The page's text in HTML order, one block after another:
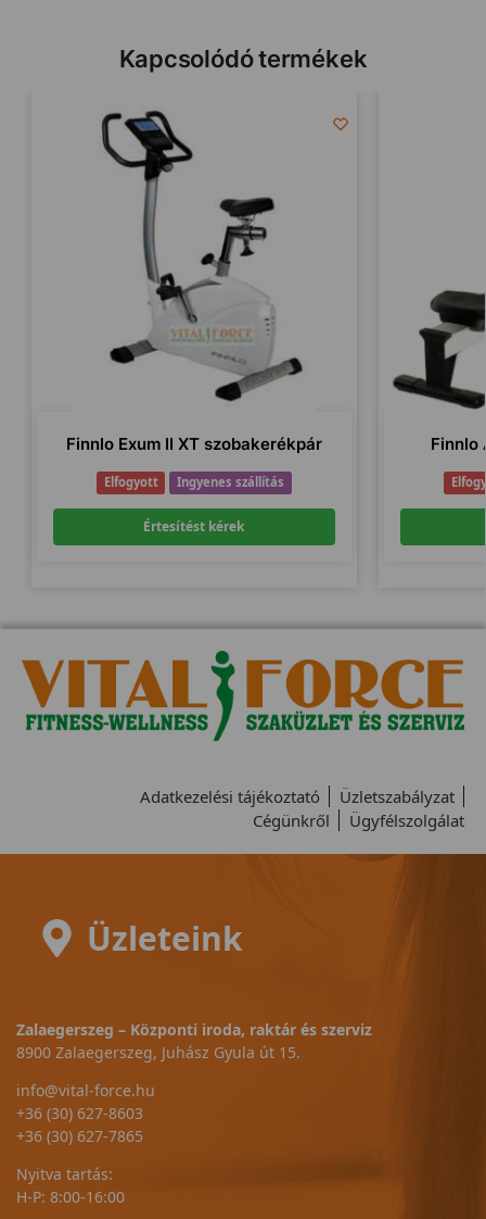
Kapcsolódó termékek
Finnlo Exum II XT szobakerékpár
Elfogyott Ingyenes szállítás
Értesítést kérek
Finnlo
Adatkezelési tájékoztató
Üzletszabályzat
Cégünkről
Ügyfélszolgálat
Üzleteink
Zalaegerszeg – Központi iroda, raktár és szerviz
8900 Zalaegerszeg, Juhász Gyula út 15.
info@vital-force.hu
+36 (30) 627-8603
+36 (30) 627-7865
Nyitva tartás:
H-P: 8:00-16:00